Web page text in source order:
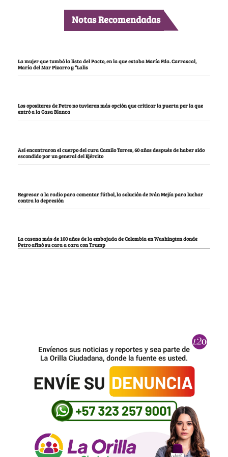
Notas Recomendadas
La mujer que tumbó la lista del Pacto, en la que estaba María Fda. Carrascal,
María del Mar Pizarro y “Lalis
Los opositores de Petro no tuvieron más opción que criticar la puerta por la que
entró a la Casa Blanca
Así encontraron el cuerpo del cura Camilo Torres, 60 años después de haber sido
escondido por un general del Ejército
Regresar a la radio para comentar fútbol, la solución de Iván Mejía para luchar
contra la depresión
La casona más de 100 años de la embajada de Colombia en Washington donde
Petro afinó su cara a cara con Trump